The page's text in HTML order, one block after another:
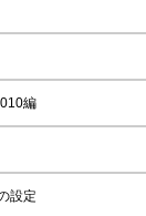
編
設定